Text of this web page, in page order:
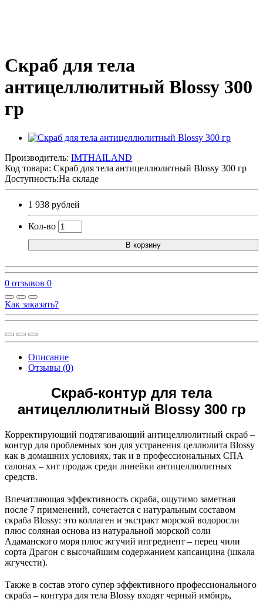
Скраб для тела
антицеллюлитный Blossy 300
гр
Производитель: IMTHAILAND
Код товара: Скраб для тела антицеллюлитный Blossy 300 гр
Доступность:На складе
1 938 рублей
Кол-во
В корзину
0 отзывов 0
Как заказать?
Описание
Отзывы (0)
Скраб-контур для тела
антицеллюлитный Blossy 300 гр
Корректирующий подтягивающий антицеллюлитный скраб –
контур для проблемных зон для устранения целлюлита Blossy
как в домашних условиях, так и в профессиональных СПА
салонах – хит продаж среди линейки антицеллюлитных
средств.
Впечатляющая эффективность скраба, ощутимо заметная
после 7 применений, сочетается с натуральным составом
скраба Blossy: это коллаген и экстракт морской водоросли
плюс соляная основа из натуральной морской соли
Адаманского моря плюс жгучий ингредиент – перец чили
сорта Драгон с высочайшим содержанием капсаицина (шкала
жгучести).
Также в состав этого супер эффективного профессионального
скраба – контура для тела Blossy входят черный имбирь,